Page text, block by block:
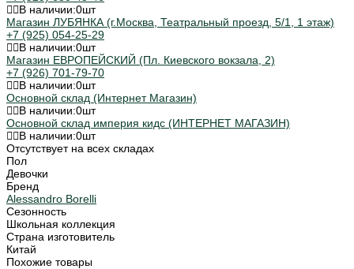
В наличии:0шт
Магазин ЛУБЯНКА (г.Москва, Театральный проезд, 5/1, 1 этаж)
+7 (925) 054-25-29
В наличии:0шт
Магазин ЕВРОПЕЙСКИЙ (Пл. Киевского вокзала, 2)
+7 (926) 701-79-70
В наличии:0шт
Основной склад (Интернет Магазин)
В наличии:0шт
Основной склад империя кидс (ИНТЕРНЕТ МАГАЗИН)
В наличии:0шт
Отсутствует на всех складах
Пол
Девочки
Бренд
Alessandro Borelli
Сезонность
Школьная коллекция
Страна изготовитель
Китай
Похожие товары